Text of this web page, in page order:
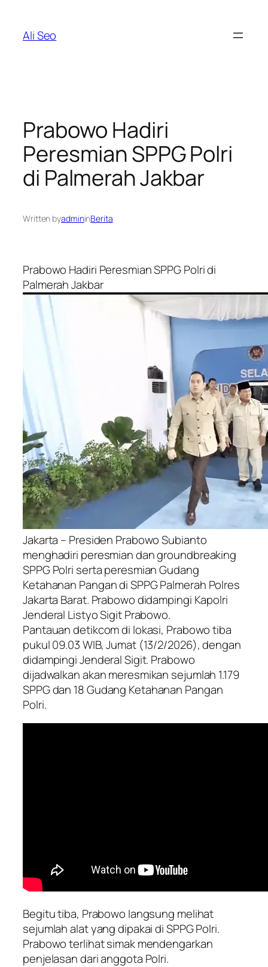
content
Ali Seo
Prabowo Hadiri
Peresmian SPPG Polri
di Palmerah Jakbar
Written byadmininBerita
Prabowo Hadiri Peresmian SPPG Polri di
Palmerah Jakbar
Jakarta – Presiden Prabowo Subianto
menghadiri peresmian dan groundbreaking
SPPG Polri serta peresmian Gudang
Ketahanan Pangan di SPPG Palmerah Polres
Jakarta Barat. Prabowo didampingi Kapolri
Jenderal Listyo Sigit Prabowo.
Pantauan detikcom di lokasi, Prabowo tiba
pukul 09.03 WIB, Jumat (13/2/2026), dengan
didampingi Jenderal Sigit. Prabowo
dijadwalkan akan meresmikan sejumlah 1.179
SPPG dan 18 Gudang Ketahanan Pangan
Polri.
Begitu tiba, Prabowo langsung melihat
sejumlah alat yang dipakai di SPPG Polri.
Prabowo terlihat simak mendengarkan
penjelasan dari anggota Polri.